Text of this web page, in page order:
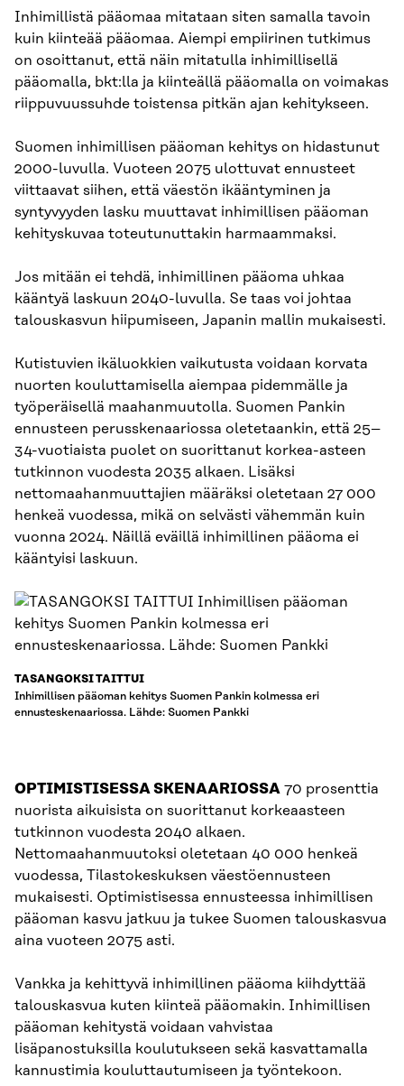
Inhimillistä pääomaa mitataan siten samalla tavoin
kuin kiinteää pääomaa. Aiempi empiirinen tutkimus
on osoittanut, että näin mitatulla inhimillisellä
pääomalla, bkt:lla ja kiinteällä pääomalla on voimakas
riippuvuussuhde toistensa pitkän ajan kehitykseen.
Suomen inhimillisen pääoman kehitys on hidastunut
2000-luvulla. Vuoteen 2075 ulottuvat ennusteet
viittaavat siihen, että väestön ikääntyminen ja
syntyvyyden lasku muuttavat inhimillisen pääoman
kehityskuvaa toteutunuttakin harmaammaksi.
Jos mitään ei tehdä, inhimillinen pääoma uhkaa
kääntyä laskuun 2040-luvulla. Se taas voi johtaa
talouskasvun hiipumiseen, Japanin mallin mukaisesti.
Kutistuvien ikäluokkien vaikutusta voidaan korvata
nuorten kouluttamisella aiempaa pidemmälle ja
työperäisellä maahanmuutolla. Suomen Pankin
ennusteen perusskenaariossa oletetaankin, että 25–
34-vuotiaista puolet on suorittanut korkea-asteen
tutkinnon vuodesta 2035 alkaen. Lisäksi
nettomaahanmuuttajien määräksi oletetaan 27 000
henkeä vuodessa, mikä on selvästi vähemmän kuin
vuonna 2024. Näillä eväillä inhimillinen pääoma ei
kääntyisi laskuun.
TASANGOKSI TAITTUI
Inhimillisen pääoman kehitys Suomen Pankin kolmessa eri
ennusteskenaariossa. Lähde: Suomen Pankki
OPTIMISTISESSA SKENAARIOSSA 70 prosenttia
nuorista aikuisista on suorittanut korkeaasteen
tutkinnon vuodesta 2040 alkaen.
Nettomaahanmuutoksi oletetaan 40 000 henkeä
vuodessa, Tilastokeskuksen väestöennusteen
mukaisesti. Optimistisessa ennusteessa inhimillisen
pääoman kasvu jatkuu ja tukee Suomen talouskasvua
aina vuoteen 2075 asti.
Vankka ja kehittyvä inhimillinen pääoma kiihdyttää
talouskasvua kuten kiinteä pääomakin. Inhimillisen
pääoman kehitystä voidaan vahvistaa
lisäpanostuksilla koulutukseen sekä kasvattamalla
kannustimia kouluttautumiseen ja työntekoon.